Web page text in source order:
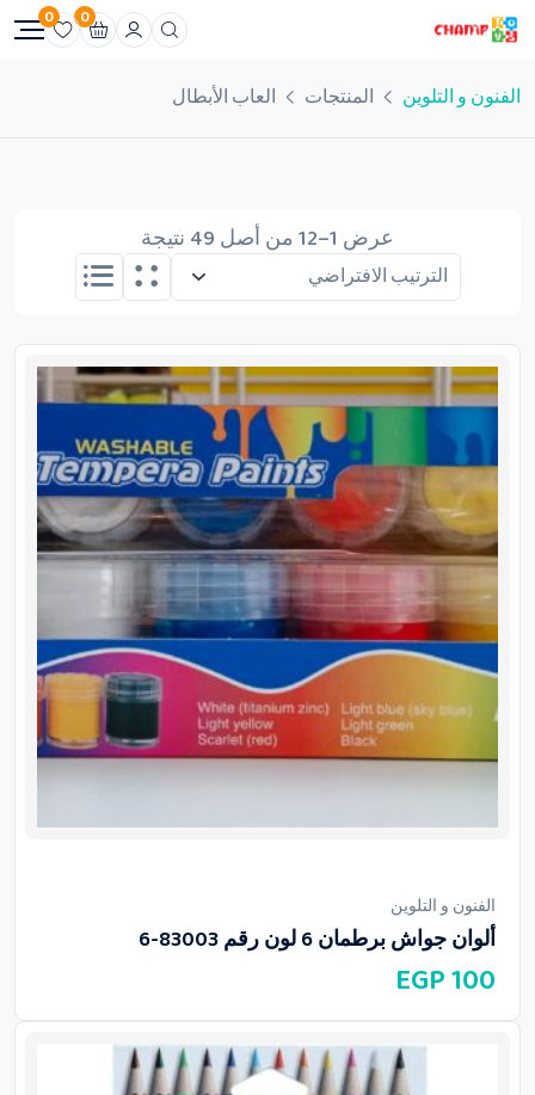
0
0
الفنون و التلوين المنتجات العاب الأبطال
عرض 1–12 من أصل 49 نتيجة
الفنون و التلوين
ألوان جواش برطمان 6 لون رقم 83003-6
100
EGP